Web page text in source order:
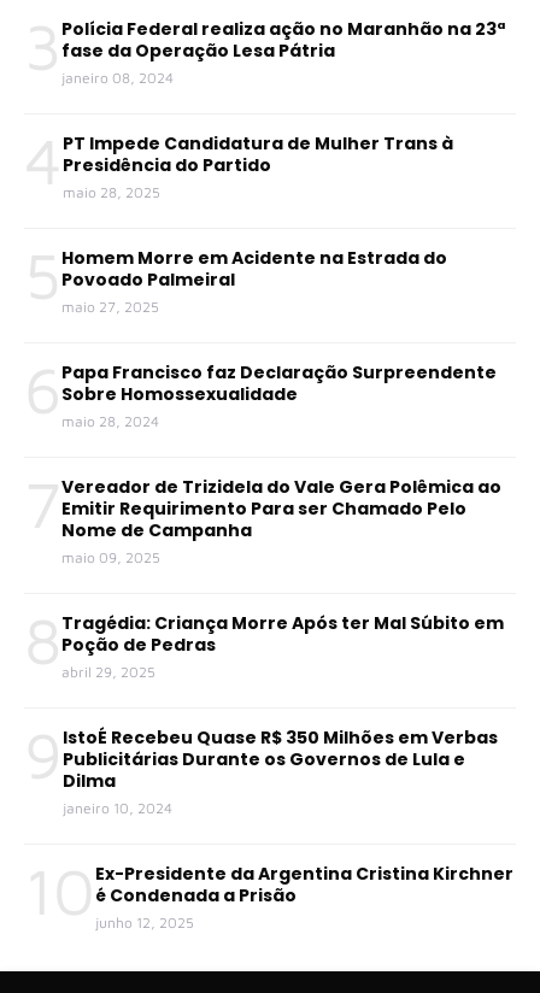
3 Polícia Federal realiza ação no Maranhão na 23ª
fase da Operação Lesa Pátria
janeiro 08, 2024
4 PT Impede Candidatura de Mulher Trans à
Presidência do Partido
maio 28, 2025
5 Homem Morre em Acidente na Estrada do
Povoado Palmeiral
maio 27, 2025
6 Papa Francisco faz Declaração Surpreendente
Sobre Homossexualidade
maio 28, 2024
7Vereador de Trizidela do Vale Gera Polêmica ao
Emitir Requirimento Para ser Chamado Pelo
Nome de Campanha
maio 09, 2025
8 Tragédia: Criança Morre Após ter Mal Súbito em
Poção de Pedras
abril 29, 2025
9 IstoÉ Recebeu Quase R$ 350 Milhões em Verbas
Publicitárias Durante os Governos de Lula e
Dilma
janeiro 10, 2024
10 Ex-Presidente da Argentina Cristina Kirchner
é Condenada a Prisão
junho 12, 2025